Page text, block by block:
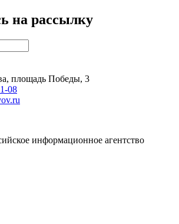
на рассылку
площадь Победы, 3
08
информационное агентство